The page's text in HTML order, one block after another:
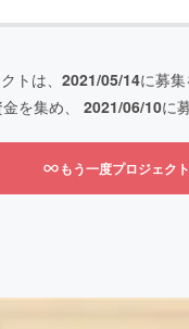
トは、 2021/05/14に募集
を集め、 2021/06/10に
もう一度プロジェク